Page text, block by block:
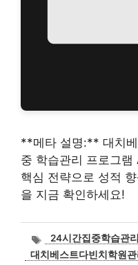
**메타 설명:** 대치
중 학습관리 프로그
핵심 전략으로 성적
을 지금 확인하세요!
태
그
24시간집중학습관
대치베스트다빈치학원관